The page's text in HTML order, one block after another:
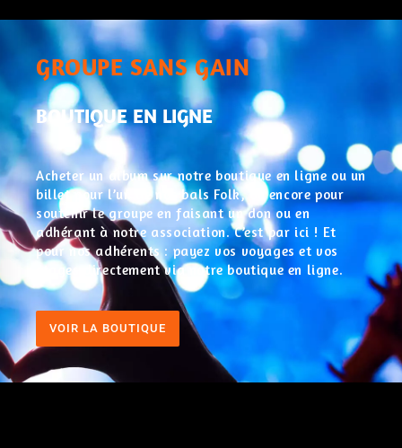
GROUPE SANS GAIN
BOUTIQUE EN LIGNE
Acheter un album sur notre boutique en ligne ou un
billet pour l’un de nos bals Folk, ou encore pour
soutenir le groupe en faisant un don ou en
adhérant à notre association. C’est par ici ! Et
pour nos adhérents : payez vos voyages et vos
stages directement via notre boutique en ligne.
VOIR LA BOUTIQUE